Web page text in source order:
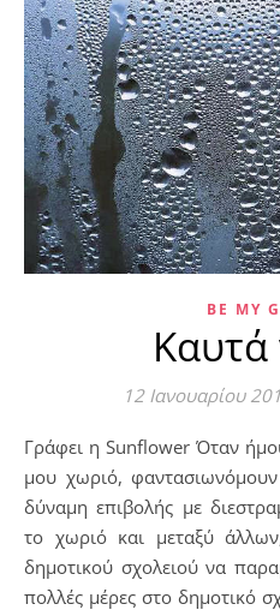
BE MY
Καυτά
12 Ιανουαρίου
Γράφει η Sunflower Όταν ήμουν μικρό κορίτσι, στο μικρό
μου χωριό,
δύναμη επιβολής με
το χωριό και μεταξύ
δημοτικού σχολειού να
πολλές μέρες στο δημοτικό